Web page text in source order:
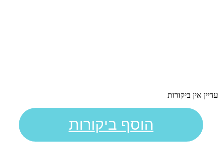
עדיין אין ביקורות
הוסף ביקורות